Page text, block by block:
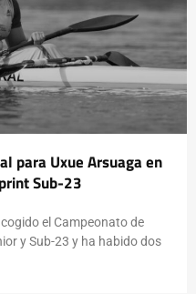
para Uxue Arsuaga en
Sub-23
el Campeonato de
y Sub-23 y ha habido dos